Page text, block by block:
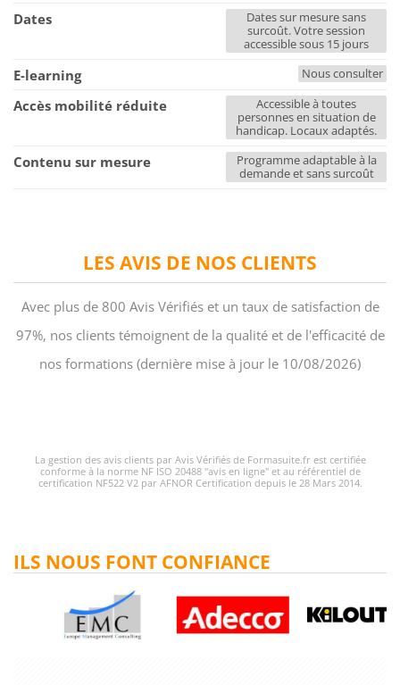
LES AVIS DE NOS CLIENTS
Avec plus de 800 Avis Vérifiés et un taux de satisfaction de
97%, nos clients témoignent de la qualité et de l'efficacité de
nos formations (dernière mise à jour le 10/08/2026)
La gestion des avis clients par Avis Vérifiés de Formasuite.fr est certifiée
conforme à la norme NF ISO 20488 "avis en ligne" et au référentiel de
certification NF522 V2 par AFNOR Certification depuis le 28 Mars 2014.
ILS NOUS FONT CONFIANCE
Dates
Dates sur mesure sans
surcoût. Votre session
accessible sous 15 jours
E-learning Nous consulter
Accès mobilité réduite
Accessible à toutes
personnes en situation de
handicap. Locaux adaptés.
Contenu sur mesure
Programme adaptable à la
demande et sans surcoût